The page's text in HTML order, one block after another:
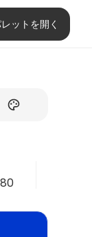
ットを開く